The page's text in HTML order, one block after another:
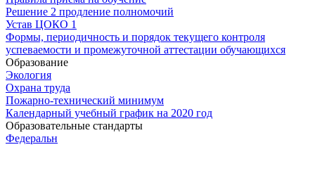
Решение 2 продление полномочий
Устав ЦОКО 1
Формы, периодичность и порядок текущего контроля
успеваемости и промежуточной аттестации обучающихся
Образование
Экология
Охрана труда
Пожарно-технический минимум
Календарный учебный график на 2020 год
Образовательные стандарты
Федеральн